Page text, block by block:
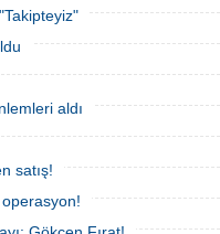
batmaması için bölgede
çalışması başlatıldı.
aldı
satış!